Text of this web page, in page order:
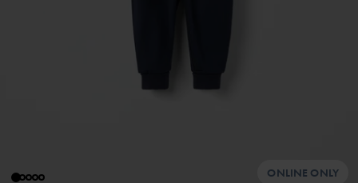
ONLINE ONLY